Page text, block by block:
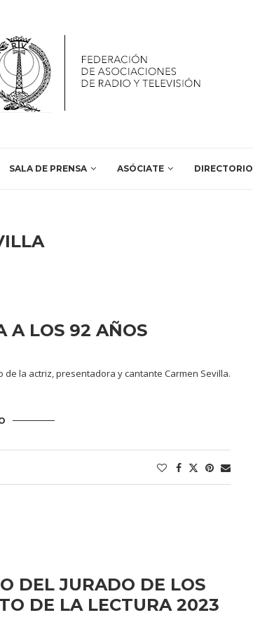
SALA DE PRENSA ASÓCIATE DIRECTORIO
A LOS 92 AÑOS
la actriz, presentadora y cantante Carmen Sevilla.
DEL JURADO DE LOS
DE LA LECTURA 2023